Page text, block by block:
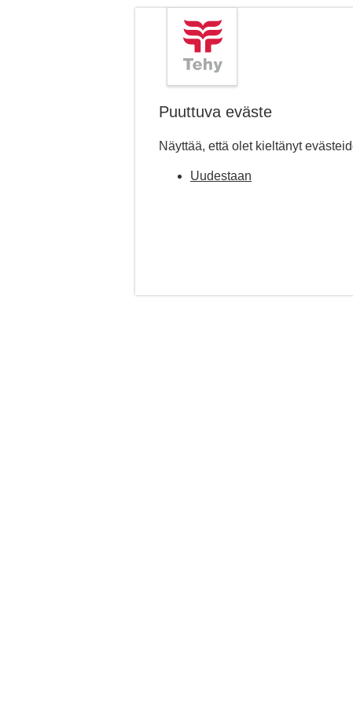
Puuttuva eväste
Näyttää, että olet kieltänyt
Uudestaan